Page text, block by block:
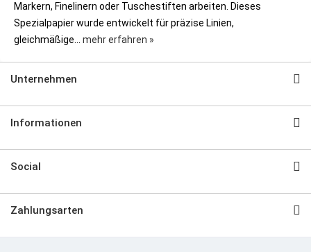
Markern, Finelinern oder Tuschestiften arbeiten. Dieses
Spezialpapier wurde entwickelt für präzise Linien,
gleichmäßige... mehr erfahren »
Unternehmen
Informationen
Social
Zahlungsarten